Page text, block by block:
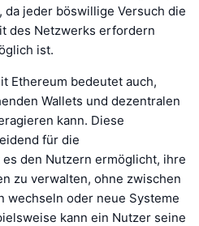
jeder böswillige Versuch die
des Netzwerks erfordern
ist.
Ethereum bedeutet auch,
Wallets und dezentralen
kann. Diese
für die
den Nutzern ermöglicht, ihre
zu verwalten, ohne zwischen
wechseln oder neue Systeme
kann ein Nutzer seine